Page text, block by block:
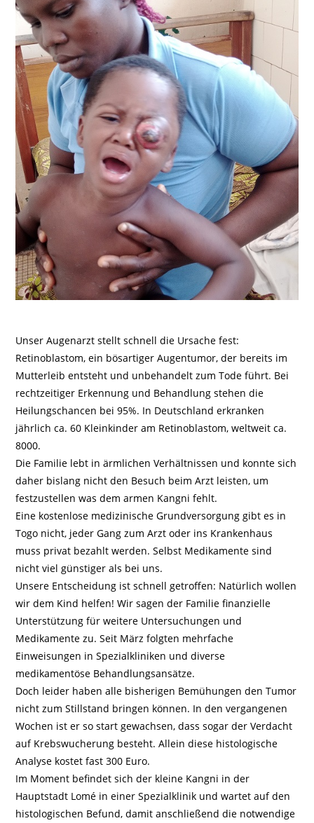
Unser Augenarzt stellt schnell die Ursache fest:
Retinoblastom, ein bösartiger Augentumor, der bereits im
Mutterleib entsteht und unbehandelt zum Tode führt. Bei
rechtzeitiger Erkennung und Behandlung stehen die
Heilungschancen bei 95%. In Deutschland erkranken
jährlich ca. 60 Kleinkinder am Retinoblastom, weltweit ca.
8000.
Die Familie lebt in ärmlichen Verhältnissen und konnte sich
daher bislang nicht den Besuch beim Arzt leisten, um
festzustellen was dem armen Kangni fehlt.
Eine kostenlose medizinische Grundversorgung gibt es in
Togo nicht, jeder Gang zum Arzt oder ins Krankenhaus
muss privat bezahlt werden. Selbst Medikamente sind
nicht viel günstiger als bei uns.
Unsere Entscheidung ist schnell getroffen: Natürlich wollen
wir dem Kind helfen! Wir sagen der Familie finanzielle
Unterstützung für weitere Untersuchungen und
Medikamente zu. Seit März folgten mehrfache
Einweisungen in Spezialkliniken und diverse
medikamentöse Behandlungsansätze.
Doch leider haben alle bisherigen Bemühungen den Tumor
nicht zum Stillstand bringen können. In den vergangenen
Wochen ist er so start gewachsen, dass sogar der Verdacht
auf Krebswucherung besteht. Allein diese histologische
Analyse kostet fast 300 Euro.
Im Moment befindet sich der kleine Kangni in der
Hauptstadt Lomé in einer Spezialklinik und wartet auf den
histologischen Befund, damit anschließend die notwendige